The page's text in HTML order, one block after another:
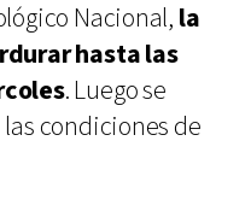
Nacional, la
hasta las
. Luego se
condiciones de